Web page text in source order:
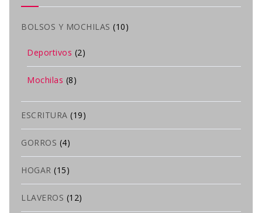
BOLSOS Y MOCHILAS (10)
Deportivos (2)
Mochilas (8)
ESCRITURA (19)
GORROS (4)
HOGAR (15)
LLAVEROS (12)